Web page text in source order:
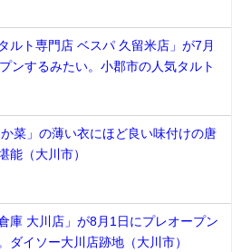
ルト専門店 ベスパ 久留米店」が7月
ンするみたい。小郡市の人気タルト
か菜」の薄い衣にほど良い味付けの唐
能（大川市）
庫 大川店」が8月1日にプレオープン
ダイソー大川店跡地（大川市）